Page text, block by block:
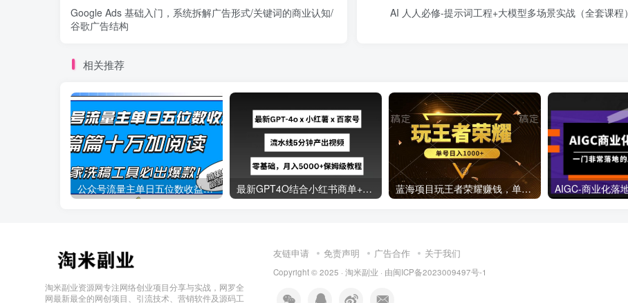
Google Ads 基础入门，系统拆解广告形式/关键词的商业认知/
谷歌广告结构
AI 人人必修-提示词工程+大模型多场景实战（全套课程）
相关推荐
公众号流量主单日五位数收益，篇篇十万加阅读独家洗稿工具必出爆款！ 最新GPT4O结合小红书商单+百家号，流水线5分钟产出视频，月入5000+【揭秘】 蓝海项目玩王者荣耀赚钱，单账号日入1000+，全民项目
淘米副业资源网专注网络创业项目分享与实战，网罗全
网最新最全的网创项目、引流技术、营销软件及源码工
友链申请 免责声明 广告合作 关于我们
Copyright © 2025 · 淘米副业 · 由闽ICP备2023009497号-1